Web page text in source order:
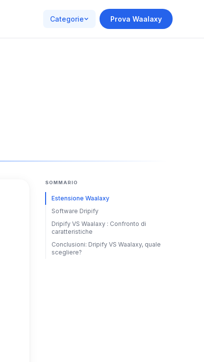
Categorie Prova Waalaxy
SOMMARIO
Estensione Waalaxy
Software Dripify
Dripify VS Waalaxy : Confronto di
caratteristiche
Conclusioni: Dripify VS Waalaxy, quale
scegliere?